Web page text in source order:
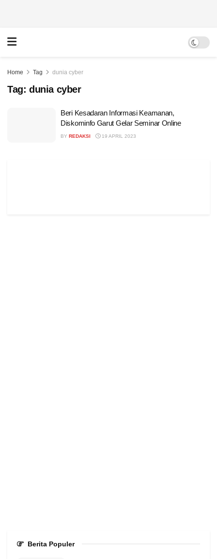
Home Tag dunia cyber
Tag: dunia cyber
Beri Kesadaran Informasi Keamanan,
Diskominfo Garut Gelar Seminar Online
BY REDAKSI 19 APRIL 2023
Berita Populer